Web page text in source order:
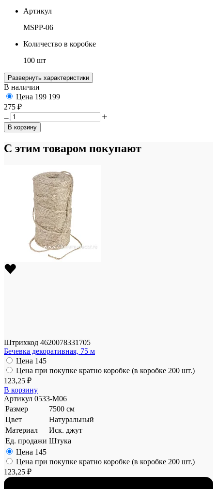
Артикул
MSPP-06
Количество в коробке
100 шт
Развернуть характеристики
В наличии
Цена 199 199
275 ₽
В корзину
С этим товаром покупают
Штрихкод 4620078331705
Бечевка декоративная, 75 м
Цена 145
Цена при покупке кратно коробке (в коробке 200 шт.)
123,25 ₽
В корзину
Артикул 0533-M06
Размер
7500 см
Цвет
Натуральный
Материал
Иск. джут
Ед. продажи Штука
Цена 145
Цена при покупке кратно коробке (в коробке 200 шт.)
123,25 ₽